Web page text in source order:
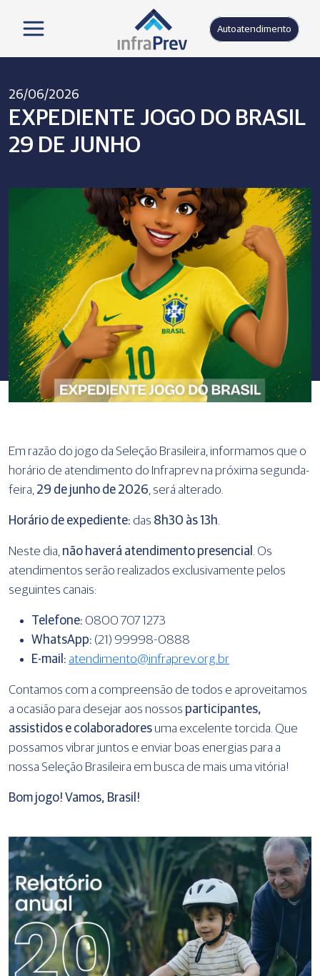
Autoatendimento
26/06/2026
EXPEDIENTE JOGO DO BRASIL
29 DE JUNHO
Em razão do jogo da Seleção Brasileira, informamos que o
horário de atendimento do Infraprev na próxima segunda-
feira, 29 de junho de 2026, será alterado.
Horário de expediente: das 8h30 às 13h.
Neste dia, não haverá atendimento presencial . Os
atendimentos serão realizados exclusivamente pelos
seguintes canais:
Telefone: 0800 707 1273
WhatsApp: (21) 99998-0888
E-mail: atendimento@infraprev.org.br
Contamos com a compreensão de todos e aproveitamos
a ocasião para desejar aos nossos participantes,
assistidos e colaboradores uma excelente torcida. Que
possamos vibrar juntos e enviar boas energias para a
nossa Seleção Brasileira em busca de mais uma vitória!
Bom jogo! Vamos, Brasil!